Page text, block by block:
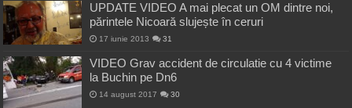
UPDATE VIDEO A mai plecat un OM dintre noi,
părintele Nicoară slujește în ceruri
17 iunie 2013 31
VIDEO Grav accident de circulatie cu 4 victime
la Buchin pe Dn6
14 august 2017 30